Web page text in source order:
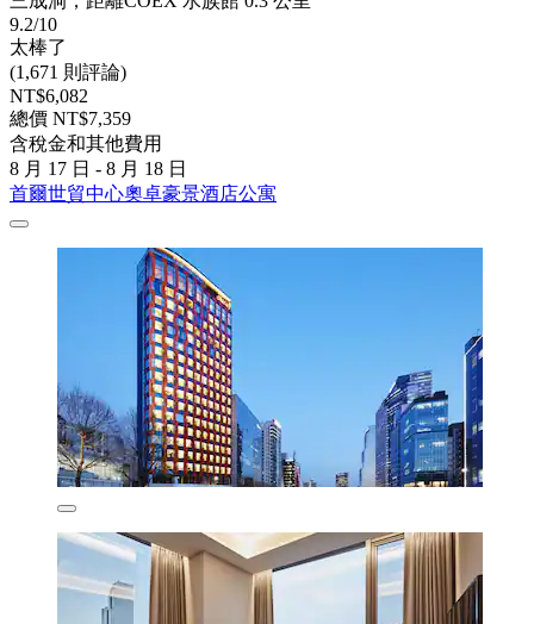
9.2/10
太棒了
(1,671 則評論)
NT$6,082
總價 NT$7,359
含稅金和其他費用
8 月 17 日 - 8 月 18 日
首爾世貿中心奧卓豪景酒店公寓